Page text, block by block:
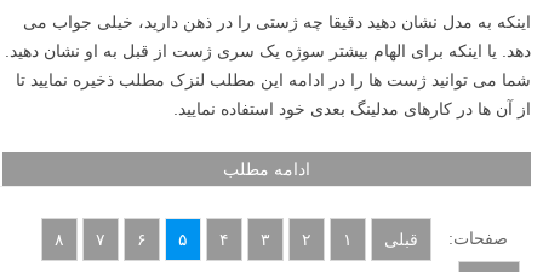
اینکه به مدل نشان دهید دقیقا چه ژستی را در ذهن دارید، خیلی جواب می
دهد. یا اینکه برای الهام بیشتر سوژه یک سری ژست از قبل به او نشان دهید.
شما می توانید ژست ها را در ادامه این مطلب لنزک مطلب ذخیره نمایید تا
از آن ها در کارهای مدلینگ بعدی خود استفاده نمایید.
ادامه مطلب
صفحات: قبلی ۱ ۲ ۳ ۴ ۵ ۶ ۷ ۸